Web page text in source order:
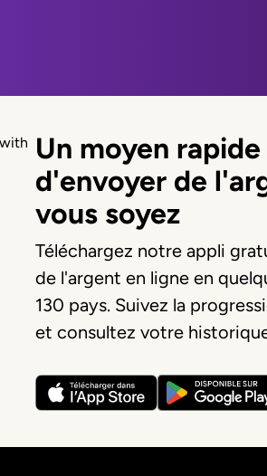
Un moyen
d'envoyer de
vous soyez
Téléchargez notre appli
de l'argent en ligne en
130 pays. Suivez la
et consultez votre